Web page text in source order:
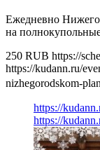
Ежедневно
на
250 RUB https://
https://kudann.ru/
nizhegorodskom-
https://
https://